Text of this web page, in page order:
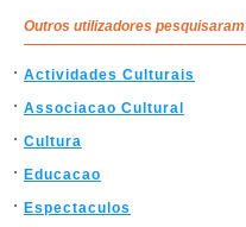
Outros utilizadores pesquisaram
Actividades Culturais
Associacao Cultural
Cultura
Educacao
Espectaculos